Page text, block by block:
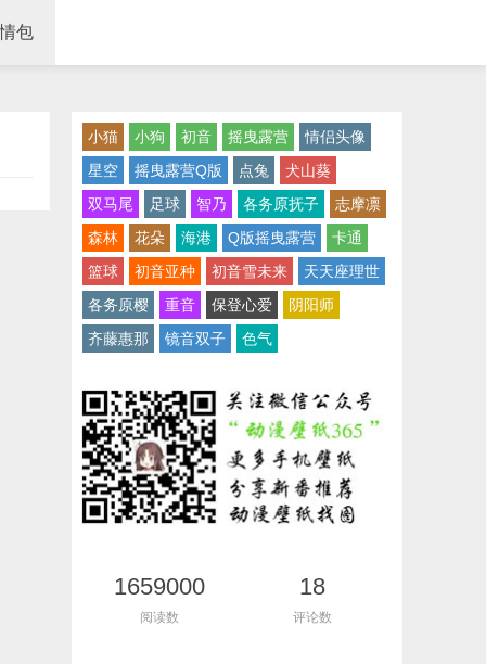
包
小猫 小狗 初音 摇曳露营
情侣头像
星空
摇曳露营Q版 点兔
犬山葵
双马尾
足球 智乃 各务原抚子
志摩凛
森林
花朵 海港 Q版摇曳露营
卡通
篮球
初音亚种 初音雪未来
天天座理世
各务原樱
重音 保登心爱
阴阳师
齐藤惠那
镜音双子 色气
1659000
阅读数
18
评论数